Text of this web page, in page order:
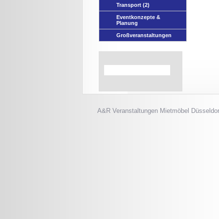
Transport (2)
Eventkonzepte &
Planung
Großveranstaltungen
A&R Veranstaltungen Mietmöbel